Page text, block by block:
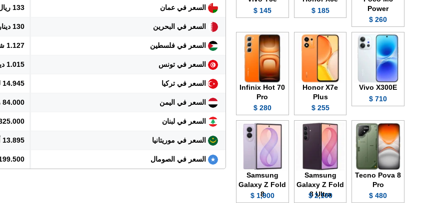
السعر في عمان 133 ريال
السعر في البحرين 130 دينار
السعر في فلسطين 1.127 شيكل
السعر في تونس 1.015 دينار
السعر في تركيا 14.945 ليرة
السعر في اليمن 84.000 ريال
السعر في لبنان
السعر في موريتانيا 13.895 أوقية
السعر في الصومال 199.500
Power
260 $
185 $
145 $
Vivo X300E
710 $
Honor X7e
Plus
255 $
Infinix Hot 70
Pro
280 $
Tecno Pova 8
Pro
480 $
Samsung
Galaxy Z Fold
8 Ultra
2,100 $
Samsung
Galaxy Z Fold
8
1,900 $